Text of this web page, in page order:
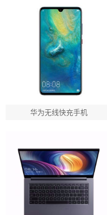
华为无线快充手机